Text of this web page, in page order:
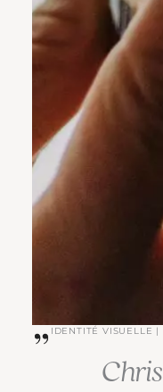
IDENTITÉ VISUELLE |